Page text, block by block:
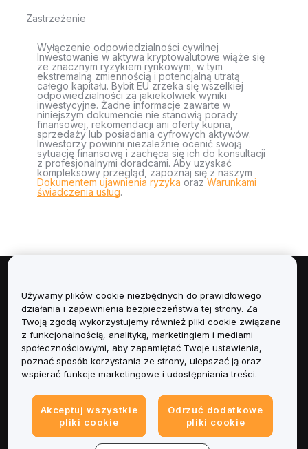
Zastrzeżenie
Wyłączenie odpowiedzialności cywilnej
Inwestowanie w aktywa kryptowalutowe wiąże się
ze znacznym ryzykiem rynkowym, w tym
ekstremalną zmiennością i potencjalną utratą
całego kapitału. Bybit EU zrzeka się wszelkiej
odpowiedzialności za jakiekolwiek wyniki
inwestycyjne. Żadne informacje zawarte w
niniejszym dokumencie nie stanowią porady
finansowej, rekomendacji ani oferty kupna,
sprzedaży lub posiadania cyfrowych aktywów.
Inwestorzy powinni niezależnie ocenić swoją
sytuację finansową i zachęca się ich do konsultacji
z profesjonalnymi doradcami. Aby uzyskać
kompleksowy przegląd, zapoznaj się z naszym
Dokumentem ujawnienia ryzyka orazWarunkami
świadczenia usług.
Informacje
Usługi
Obsługa Klienta
Informacje prawne
Używamy plików cookie niezbędnych do prawidłowego
działania i zapewnienia bezpieczeństwa tej strony. Za
Twoją zgodą wykorzystujemy również pliki cookie związane
z funkcjonalnością, analityką, marketingiem i mediami
społecznościowymi, aby zapamiętać Twoje ustawienia,
poznać sposób korzystania ze strony, ulepszać ją oraz
wspierać funkcje marketingowe i udostępniania treści.
Akceptuj wszystkie
pliki cookie
Odrzuć dodatkowe
pliki cookie